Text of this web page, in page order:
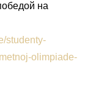
на
studenty-
olimpiade-